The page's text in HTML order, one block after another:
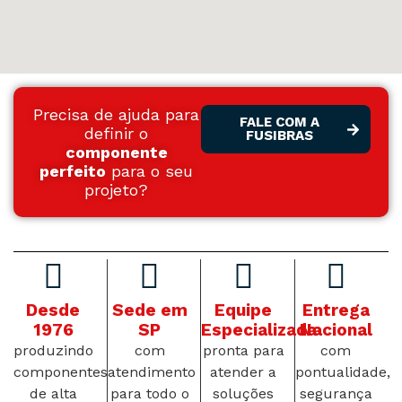
Precisa de ajuda para
definir o
componente
perfeito para o seu
projeto?
FALE COM A
FUSIBRAS
Desde
1976
produzindo
componentes
de alta
Sede em
SP
com
atendimento
para todo o
Equipe
Especializada
pronta para
atender a
soluções
Entrega
Nacional
com
pontualidade,
segurança